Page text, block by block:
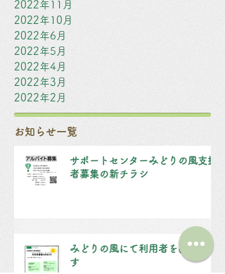
2022年11月
2022年10月
2022年6月
2022年5月
2022年4月
2022年3月
2022年2月
お知らせ一覧
サポートセンターみどりの風支援
者募集の新チラシ
みどりの風にて利用者を募集中で
す